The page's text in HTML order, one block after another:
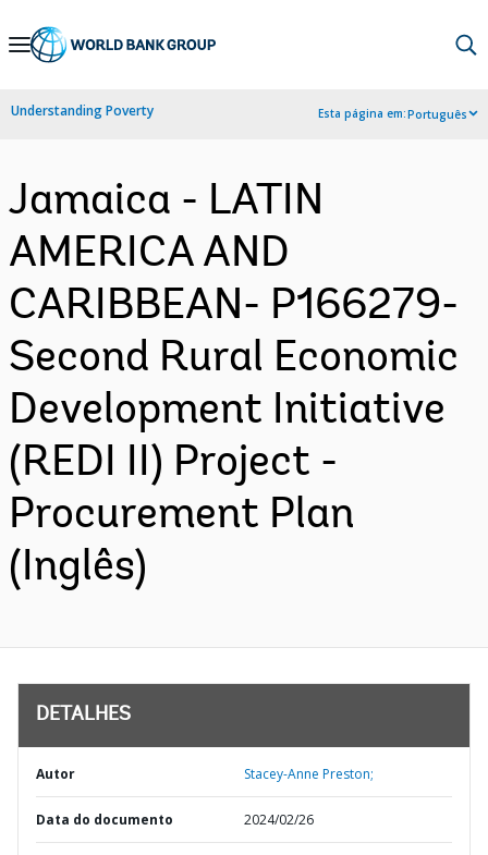
Skip
Navigation
Understanding Poverty Esta página em:Português
Jamaica - LATIN
AMERICA AND
CARIBBEAN- P166279-
Second Rural Economic
Development Initiative
(REDI II) Project -
Procurement Plan
(Inglês)
DETALHES
Autor Stacey-Anne Preston;
Data do documento 2024/02/26